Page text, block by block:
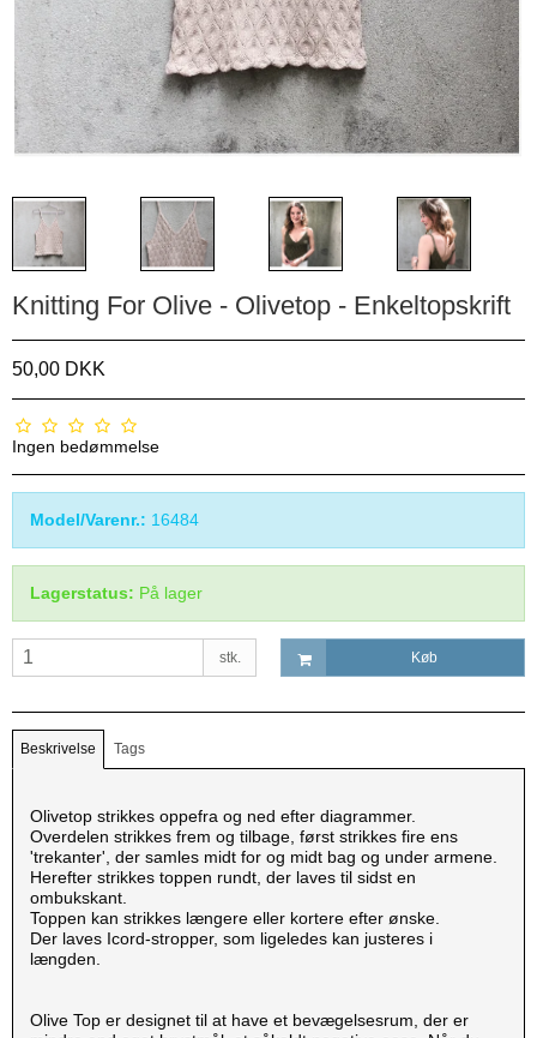
Knitting For Olive - Olivetop - Enkeltopskrift
50,00 DKK
Ingen bedømmelse
Model/Varenr.: 16484
Lagerstatus: På lager
stk. Køb
Beskrivelse Tags
Olivetop strikkes oppefra og ned efter diagrammer.
Overdelen strikkes frem og tilbage, først strikkes fire ens
'trekanter', der samles midt for og midt bag og under armene.
Herefter strikkes toppen rundt, der laves til sidst en
ombukskant.
Toppen kan strikkes længere eller kortere efter ønske.
Der laves Icord-stropper, som ligeledes kan justeres i
længden.
Olive Top er designet til at have et bevægelsesrum, der er